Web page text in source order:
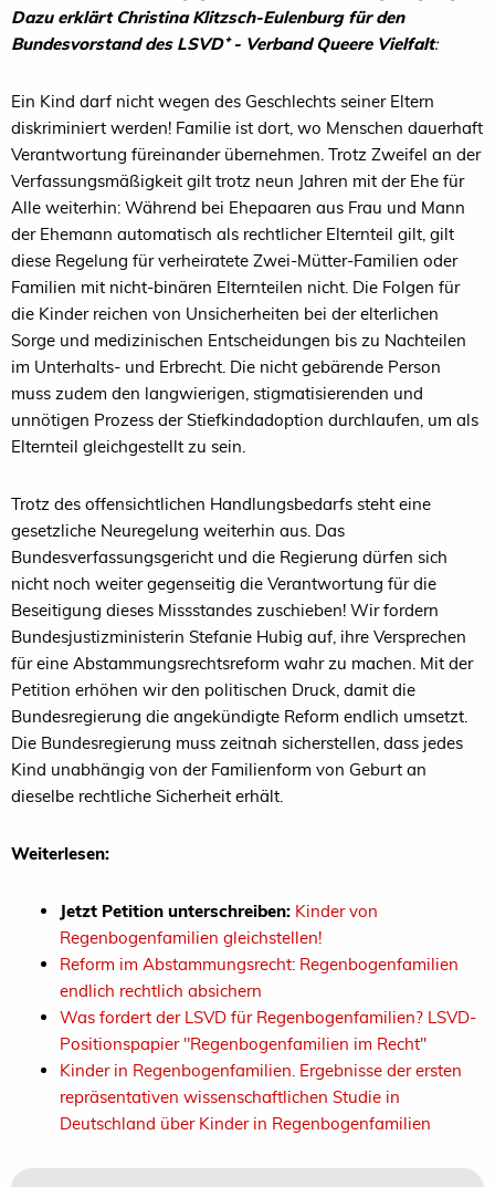
Dazu erklärt Christina Klitzsch-Eulenburg für den
Bundesvorstand des LSVD⁺ - Verband Queere Vielfalt:
Ein Kind darf nicht wegen des Geschlechts seiner Eltern
diskriminiert werden! Familie ist dort, wo Menschen dauerhaft
Verantwortung füreinander übernehmen. Trotz Zweifel an der
Verfassungsmäßigkeit gilt trotz neun Jahren mit der Ehe für
Alle weiterhin: Während bei Ehepaaren aus Frau und Mann
der Ehemann automatisch als rechtlicher Elternteil gilt, gilt
diese Regelung für verheiratete Zwei-Mütter-Familien oder
Familien mit nicht-binären Elternteilen nicht. Die Folgen für
die Kinder reichen von Unsicherheiten bei der elterlichen
Sorge und medizinischen Entscheidungen bis zu Nachteilen
im Unterhalts- und Erbrecht. Die nicht gebärende Person
muss zudem den langwierigen, stigmatisierenden und
unnötigen Prozess der Stiefkindadoption durchlaufen, um als
Elternteil gleichgestellt zu sein.
Trotz des offensichtlichen Handlungsbedarfs steht eine
gesetzliche Neuregelung weiterhin aus. Das
Bundesverfassungsgericht und die Regierung dürfen sich
nicht noch weiter gegenseitig die Verantwortung für die
Beseitigung dieses Missstandes zuschieben! Wir fordern
Bundesjustizministerin Stefanie Hubig auf, ihre Versprechen
für eine Abstammungsrechtsreform wahr zu machen. Mit der
Petition erhöhen wir den politischen Druck, damit die
Bundesregierung die angekündigte Reform endlich umsetzt.
Die Bundesregierung muss zeitnah sicherstellen, dass jedes
Kind unabhängig von der Familienform von Geburt an
dieselbe rechtliche Sicherheit erhält.
Weiterlesen:
Jetzt Petition unterschreiben: Kinder von
Regenbogenfamilien gleichstellen!
Reform im Abstammungsrecht: Regenbogenfamilien
endlich rechtlich absichern
Was fordert der LSVD für Regenbogenfamilien? LSVD-
Positionspapier "Regenbogenfamilien im Recht"
Kinder in Regenbogenfamilien. Ergebnisse der ersten
repräsentativen wissenschaftlichen Studie in
Deutschland über Kinder in Regenbogenfamilien